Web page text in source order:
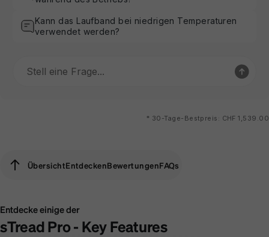
Kann das Laufband bei niedrigen Temperaturen
verwendet werden?
* 30-Tage-Bestpreis: CHF 1,539.00
ÜbersichtEntdeckenBewertungenFAQs
Entdecke einige der
sTread Pro - Key Features